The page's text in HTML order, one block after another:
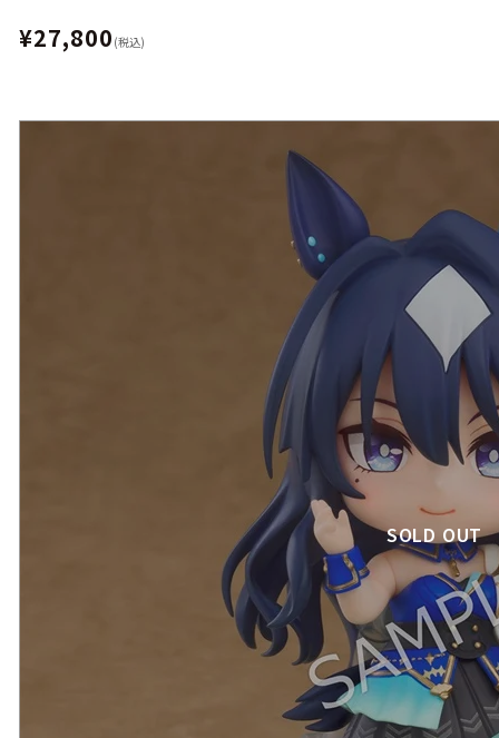
¥27,800 (税込)
SOLD OUT